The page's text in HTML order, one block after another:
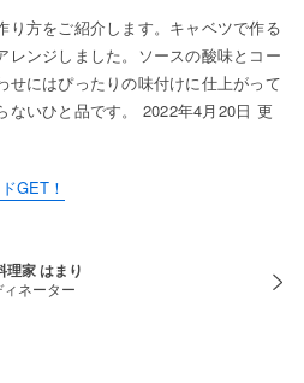
り方をご紹介します。キャベツで作る
レンジしました。ソースの酸味とコー
せにはぴったりの味付けに仕上がって
ないひと品です。 2022年4月20日 更
GET！
家 はまり
ネーター